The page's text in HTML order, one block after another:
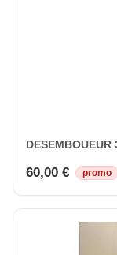
DESEMBOUEUR
60,00 € promo